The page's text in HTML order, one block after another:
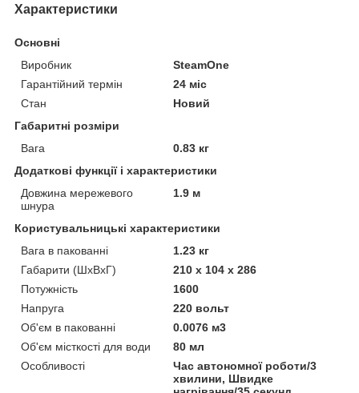
Характеристики
Основні
Виробник
SteamOne
Гарантійний термін
24 міс
Стан
Новий
Габаритні розміри
Вага
0.83 кг
Додаткові функції і характеристики
Довжина мережевого
шнура
1.9 м
Користувальницькі характеристики
Вага в пакованні
1.23 кг
Габарити (ШхВхГ)
210 х 104 х 286
Потужність
1600
Напруга
220 вольт
Об'єм в пакованні
0.0076 м3
Об'єм місткості для води
80 мл
Особливості
Час автономної роботи/3
хвилини, Швидке